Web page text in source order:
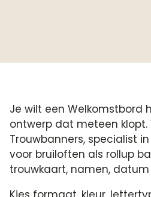
Je wilt een Welkomstbord
ontwerp dat meteen klopt.
Trouwbanners, specialist
voor bruiloften als rollup
trouwkaart, namen,